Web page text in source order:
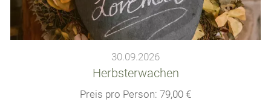
30.09.2026
Herbsterwachen
Preis pro Person: 79,00 €